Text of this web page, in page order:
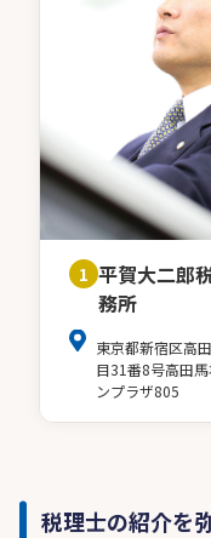
1 平賀大二郎
務所
東京都新宿区高
目31番8号高田
ンプラザ805
税理士の紹介を